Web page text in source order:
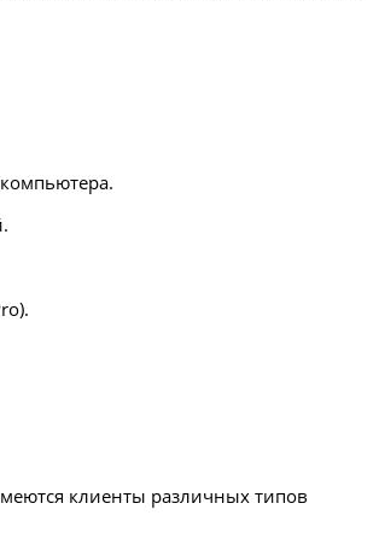
клиенты различных типов